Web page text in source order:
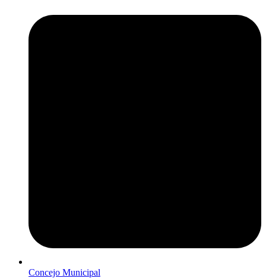
Concejo Municipal